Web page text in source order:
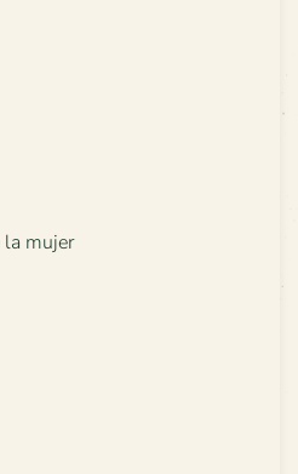
la mujer